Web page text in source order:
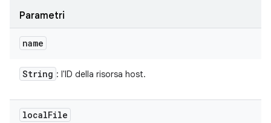
Parametri
name
String : l'ID della risorsa host.
localFile